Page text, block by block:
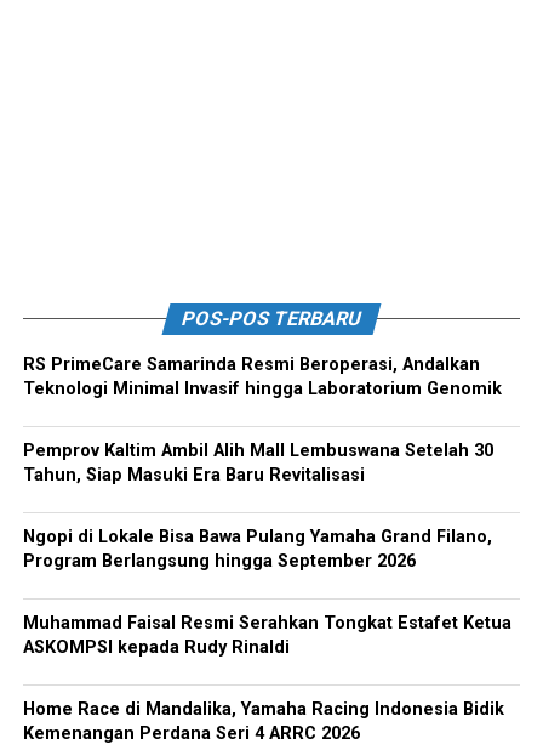
POS-POS TERBARU
RS PrimeCare Samarinda Resmi Beroperasi, Andalkan
Teknologi Minimal Invasif hingga Laboratorium Genomik
Pemprov Kaltim Ambil Alih Mall Lembuswana Setelah 30
Tahun, Siap Masuki Era Baru Revitalisasi
Ngopi di Lokale Bisa Bawa Pulang Yamaha Grand Filano,
Program Berlangsung hingga September 2026
Muhammad Faisal Resmi Serahkan Tongkat Estafet Ketua
ASKOMPSI kepada Rudy Rinaldi
Home Race di Mandalika, Yamaha Racing Indonesia Bidik
Kemenangan Perdana Seri 4 ARRC 2026